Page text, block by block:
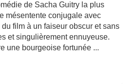
de Sacha Guitry la plus
mésentente conjugale avec
film à un faiseur obscur et sans
et singulièrement ennuyeuse.
une bourgeoise fortunée ...